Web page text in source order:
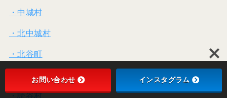
・中城村
・北中城村
・北谷町
・沖縄市
・読谷村
お問い合わせ インスタグラム